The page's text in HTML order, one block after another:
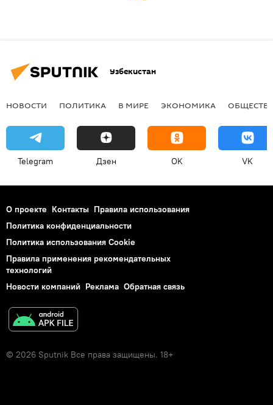
Узбекистан
НОВОСТИ ПОЛИТИКА В МИРЕ ЭКОНОМИКА
Telegram Дзен OK VK
О проекте Контакты Правила использования
Политика конфиденциальности
Политика использования Cookie
Правила применения рекомендательных
технологий
Новости компаний Реклама Обратная связь
© 2026 Sputnik Все права защищены. 18+